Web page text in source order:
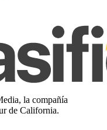
la compañía
de California.